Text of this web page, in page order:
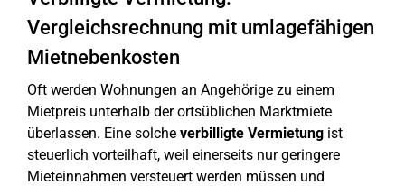
Vergleichsrechnung mit umlagefähigen
Mietnebenkosten
Oft werden Wohnungen an Angehörige zu einem
Mietpreis unterhalb der ortsüblichen Marktmiete
überlassen. Eine solche verbilligte Vermietung ist
steuerlich vorteilhaft, weil einerseits nur geringere
Mieteinnahmen versteuert werden müssen und